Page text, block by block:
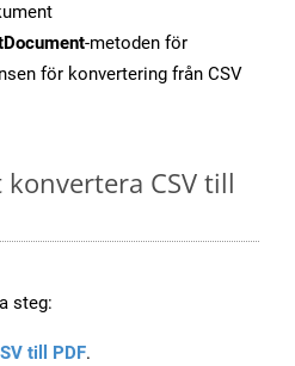
-metoden för
för konvertering från CSV
CSV till
steg:
till PDF.